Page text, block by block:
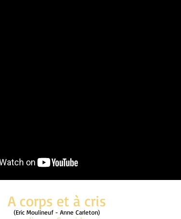
A corps et à cris
(Eric Moulineuf - Anne Carleton)